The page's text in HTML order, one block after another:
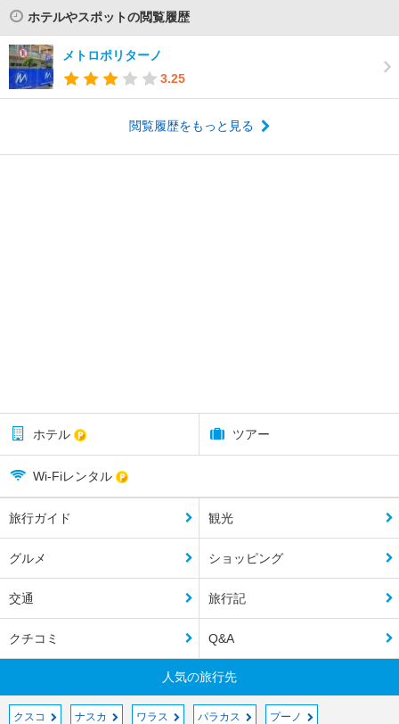
ホテルやスポットの閲覧履歴
メトロポリターノ
3.25
閲覧履歴をもっと見る
ホテル ツアー
Wi-Fiレンタル
旅行ガイド 観光
グルメ ショッピング
交通 旅行記
クチコミ Q&A
人気の旅行先
クスコ ナスカ ワラス パラカス プーノ